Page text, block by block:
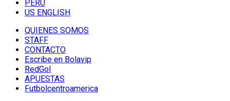
PERU
US ENGLISH
QUIENES SOMOS
STAFF
CONTACTO
Escribe en Bolavip
RedGol
APUESTAS
Futbolcentroamerica